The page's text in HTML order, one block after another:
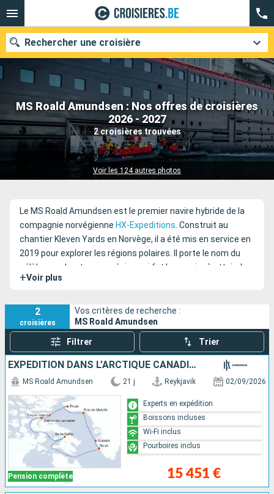
MS Roald Amundsen : Nos offres de croisières
2026 - 2027
2 croisières trouvées
Voir les 124 autres photos
Rechercher une croisière
Nos destinations
Mois de départ
Compagnies
Le MS Roald Amundsen est le premier navire hybride de la
compagnie norvégienne HX-Expeditions. Construit au
chantier Kleven Yards en Norvège, il a été mis en service en
2019 pour explorer les régions polaires. Il porte le nom du
célèbre explorateur norvégien qui fut le premier à atteindre
le Pôle Sud. Son sister-ship est le
+Voir plus
2
croisières
Vos critères de recherche :
MS Roald Amundsen
Filtrer Trier
EXPÉDITION DANS L’ARCTIQUE CANADIEN ET AU GROENLAND TOUR DE LA BAIE DE BAFFIN
Pension complète
MS Roald Amundsen 21 j Reykjavik 02/09/2026
15 451 €
Experts en expédition
Boissons incluses
Wi-Fi inclus
Pourboires inclus